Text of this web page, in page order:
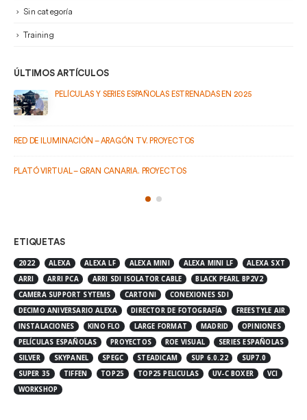
Sin categoría
Training
ÚLTIMOS ARTÍCULOS
EN 2025 PELÍCULAS Y SERIES ESPAÑOLAS ESTRENADAS EN 2024
2022 ALEXA ALEXA LF ALEXA MINI ALEXA MINI LF
ALEXA SXT
ARRI
ARRI PCA ARRI SDI ISOLATOR CABLE
BLACK PEARL BP2V2
CAMERA SUPPORT SYTEMS
CARTONI
CONEXIONES SDI
DECIMO ANIVERSARIO ALEXA
DIRECTOR DE FOTOGRAFÍA
FREESTYLE AIR
INSTALACIONES
KINO FLO LARGE FORMAT MADRID
OPINIONES
PELÍCULAS ESPAÑOLAS
PROYECTOS ROE VISUAL
SERIES ESPAÑOLAS
SILVER
SKYPANEL SPEGC STEADICAM SUP 6.0.22
SUP7.0
SUPER 35
TIFFEN TOP25 TOP25 PELICULAS UV-C BOXER
VCI
WORKSHOP